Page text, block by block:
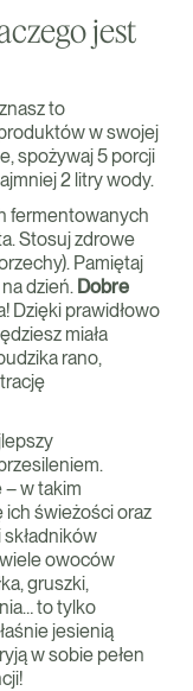
jest
to
w swojej
spożywaj 5 porcji
2 litry wody.
fermentowanych
Stosuj zdrowe
Pamiętaj
dzień. Dobre
Dzięki prawidłowo
miała
rano,
w takim
ich świeżości oraz
owoców
gruszki,
to tylko
jesienią
w sobie pełen